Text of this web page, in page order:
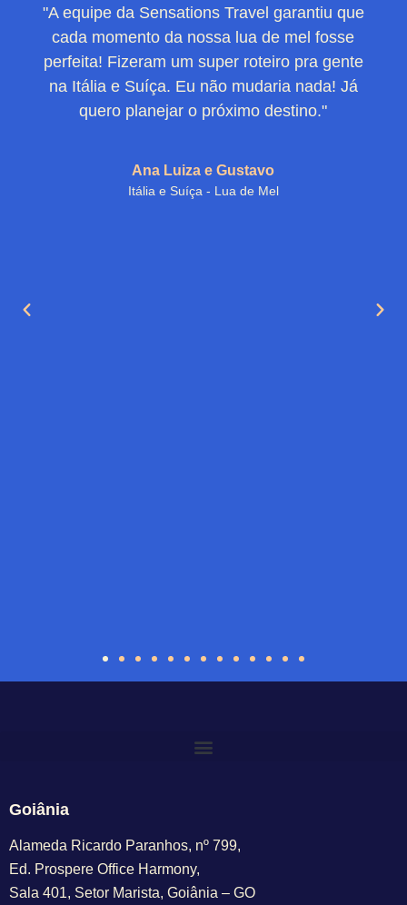
"A equipe da Sensations Travel garantiu que
cada momento da nossa lua de mel fosse
perfeita! Fizeram um super roteiro pra gente
na Itália e Suíça. Eu não mudaria nada! Já
quero planejar o próximo destino."
Ana Luiza e Gustavo
Itália e Suíça - Lua de Mel
Goiânia
Alameda Ricardo Paranhos, nº 799,
Ed. Prospere Office Harmony,
Sala 401, Setor Marista, Goiânia – GO